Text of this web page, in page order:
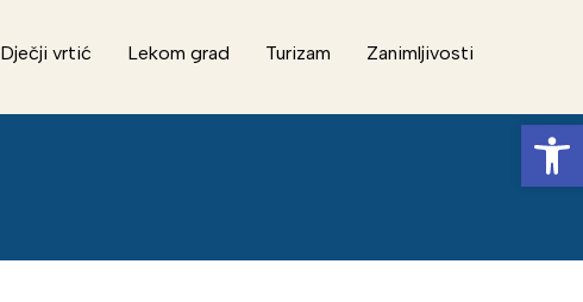
Dječji vrtić Lekom grad Turizam
Zanimljivosti